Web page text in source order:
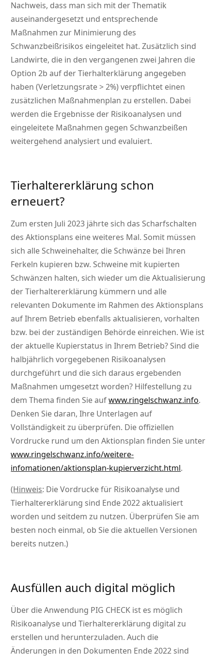
Nachweis, dass man sich mit der Thematik
auseinandergesetzt und entsprechende
Maßnahmen zur Minimierung des
Schwanzbeißrisikos eingeleitet hat. Zusätzlich sind
Landwirte, die in den vergangenen zwei Jahren die
Option 2b auf der Tierhalterklärung angegeben
haben (Verletzungsrate > 2%) verpflichtet einen
zusätzlichen Maßnahmenplan zu erstellen. Dabei
werden die Ergebnisse der Risikoanalysen und
eingeleitete Maßnahmen gegen Schwanzbeißen
weitergehend analysiert und evaluiert.
Tierhaltererklärung schon
erneuert?
Zum ersten Juli 2023 jährte sich das Scharfschalten
des Aktionsplans eine weiteres Mal. Somit müssen
sich alle Schweinehalter, die Schwänze bei Ihren
Ferkeln kupieren bzw. Schweine mit kupierten
Schwänzen halten, sich wieder um die Aktualisierung
der Tierhaltererklärung kümmern und alle
relevanten Dokumente im Rahmen des Aktionsplans
auf Ihrem Betrieb ebenfalls aktualisieren, vorhalten
bzw. bei der zuständigen Behörde einreichen. Wie ist
der aktuelle Kupierstatus in Ihrem Betrieb? Sind die
halbjährlich vorgegebenen Risikoanalysen
durchgeführt und die sich daraus ergebenden
Maßnahmen umgesetzt worden? Hilfestellung zu
dem Thema finden Sie aufwww.ringelschwanz.info.
Denken Sie daran, Ihre Unterlagen auf
Vollständigkeit zu überprüfen. Die offiziellen
Vordrucke rund um den Aktionsplan finden Sie unter
www.ringelschwanz.info/weitere-
infomationen/aktionsplan-kupierverzicht.html.
(Hinweis: Die Vordrucke für Risikoanalyse und
Tierhaltererklärung sind Ende 2022 aktualisiert
worden und seitdem zu nutzen. Überprüfen Sie am
besten noch einmal, ob Sie die aktuellen Versionen
bereits nutzen.)
Ausfüllen auch digital möglich
Über die Anwendung PIG CHECK ist es möglich
Risikoanalyse und Tierhaltererklärung digital zu
erstellen und herunterzuladen. Auch die
Änderungen in den Dokumenten Ende 2022 sind